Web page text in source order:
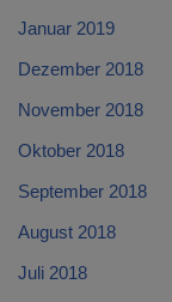
Januar 2019
Dezember 2018
November 2018
Oktober 2018
September 2018
August 2018
Juli 2018